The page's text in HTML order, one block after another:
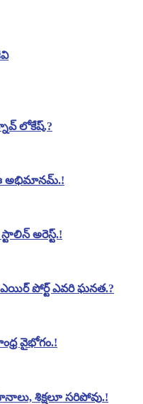
లోకేష్.?
అభిమానమ్.!
అరెస్ట్.!
ఎయిర్ పోర్ట్ ఎవరి ఘనత.?
వైభోగం.!
శిక్షలూ సరిపోవు.!